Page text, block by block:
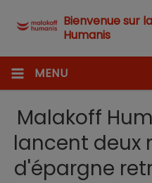
Bienvenue sur
Humanis
MENU
Malakoff
lancent deux
d'épargne